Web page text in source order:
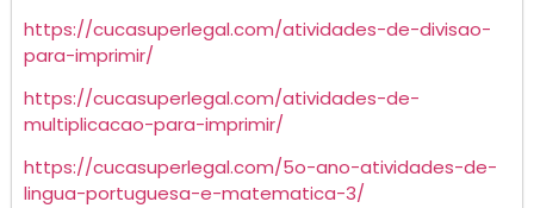
https://cucasuperlegal.com/atividades-de-divisao-
para-imprimir/
https://cucasuperlegal.com/atividades-de-
multiplicacao-para-imprimir/
https://cucasuperlegal.com/5o-ano-atividades-de-
lingua-portuguesa-e-matematica-3/